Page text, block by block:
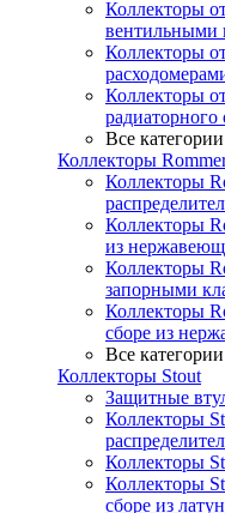
Коллекторы
вентильными
Коллекторы
Коллекторы
радиаторного
Все
Коллекторы
Коллекторы
Коллекторы
из
Коллекторы
запорными
Коллекторы
сборе из
Все
Коллекторы Stout
Защитные
Коллекторы
Коллекторы
Коллекторы
сборе из